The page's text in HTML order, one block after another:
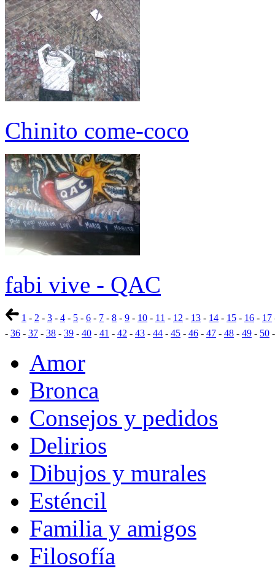
Chinito come-coco
fabi vive - QAC
1 - 2 - 3 - 4 - 5 - 6 - 7 - 8 - 9 - 10 - 11 - 12 - 13 - 14 - 15 - 16 - 17
- 36 - 37 - 38 - 39 - 40 - 41 - 42 - 43 - 44 - 45 - 46 - 47 - 48 - 49 - 50
Amor
Bronca
Consejos y pedidos
Delirios
Dibujos y murales
Esténcil
Familia y amigos
Filosofía